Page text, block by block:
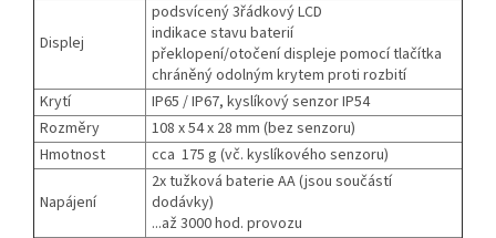
Displej
podsvícený 3řádkový LCD
indikace stavu baterií
překlopení/otočení displeje pomocí tlačítka
chráněný odolným krytem proti rozbití
Krytí
IP65 / IP67, kyslíkový senzor IP54
Rozměry
108 x 54 x 28 mm (bez senzoru)
Hmotnost
cca 175 g (vč. kyslíkového senzoru)
Napájení
2x tužková baterie AA (jsou součástí
dodávky)
...až 3000 hod. provozu